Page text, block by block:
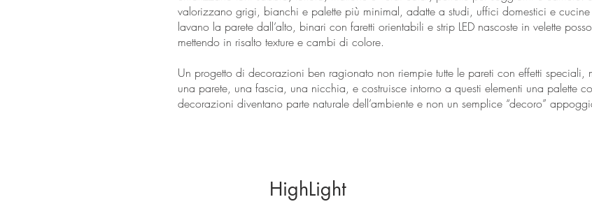
valorizzano grigi, bianchi e palette più minimal, adatte a studi, uffici domestici e
lavano la parete dall’alto, binari con faretti orientabili e strip LED nascoste in velette
mettendo in risalto texture e cambi di colore.
Un progetto di decorazioni ben ragionato non riempie tutte le pareti con effetti speciali,
una parete, una fascia, una nicchia, e costruisce intorno a questi elementi una palette
decorazioni diventano parte naturale dell’ambiente e non un semplice “decoro”
HighLight